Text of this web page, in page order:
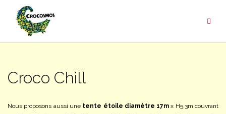
contenu
Croco Chill
Nous proposons aussi une tente étoile diamètre 17m x H5,3m couvrant